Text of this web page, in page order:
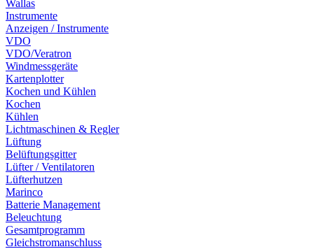
Wallas
Instrumente
Anzeigen / Instrumente
VDO
VDO/Veratron
Windmessgeräte
Kartenplotter
Kochen und Kühlen
Kochen
Kühlen
Lichtmaschinen & Regler
Lüftung
Belüftungsgitter
Lüfter / Ventilatoren
Lüfterhutzen
Marinco
Batterie Management
Beleuchtung
Gesamtprogramm
Gleichstromanschluss